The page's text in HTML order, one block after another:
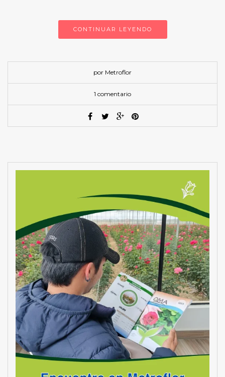
CONTINUAR LEYENDO
por Metroflor
1 comentario